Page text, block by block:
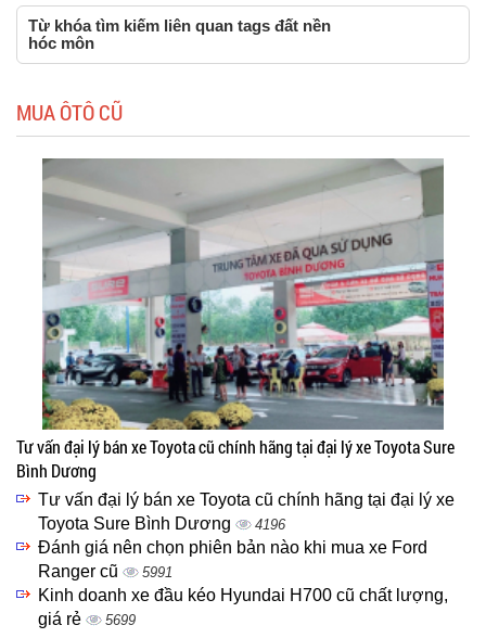
Từ khóa tìm kiếm liên quan tags đất nền
hóc môn
MUA ÔTÔ CŨ
Tư vấn đại lý bán xe Toyota cũ chính hãng tại đại lý xe Toyota Sure
Bình Dương
Tư vấn đại lý bán xe Toyota cũ chính hãng tại đại lý xe
Toyota Sure Bình Dương
4196
Đánh giá nên chọn phiên bản nào khi mua xe Ford
Ranger cũ
5991
Kinh doanh xe đầu kéo Hyundai H700 cũ chất lượng,
giá rẻ
5699